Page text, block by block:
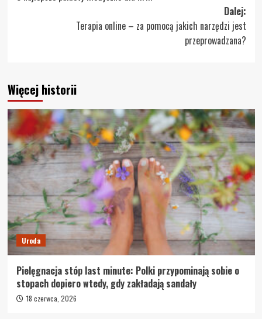
Dalej:
Terapia online – za pomocą jakich narzędzi jest
przeprowadzana?
Więcej historii
Uroda
Pielęgnacja stóp last minute: Polki przypominają sobie o
stopach dopiero wtedy, gdy zakładają sandały
18 czerwca, 2026